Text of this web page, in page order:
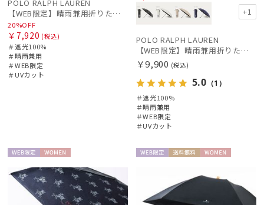
POLO RALPH LAUREN
【WEB限定】晴雨兼用折りたたみ日傘 ポロ ラルフ ローレン（POLO RALPH LAUREN）シャンブレー刺繍 遮光100 UV100
20%OFF
￥7,920 (税込)
＃遮光100%
＃晴雨兼用
＃WEB限定
＃UVカット
+1
POLO RALPH LAUREN
【WEB限定】晴雨兼用折りたたみ日傘 ポロ ラルフ ローレン（POLO RALPH LAUREN）ベア 遮光100 UV100
￥9,900 (税込)
5.0 （1）
＃遮光100%
＃晴雨兼用
＃WEB限定
＃UVカット
定
N
N